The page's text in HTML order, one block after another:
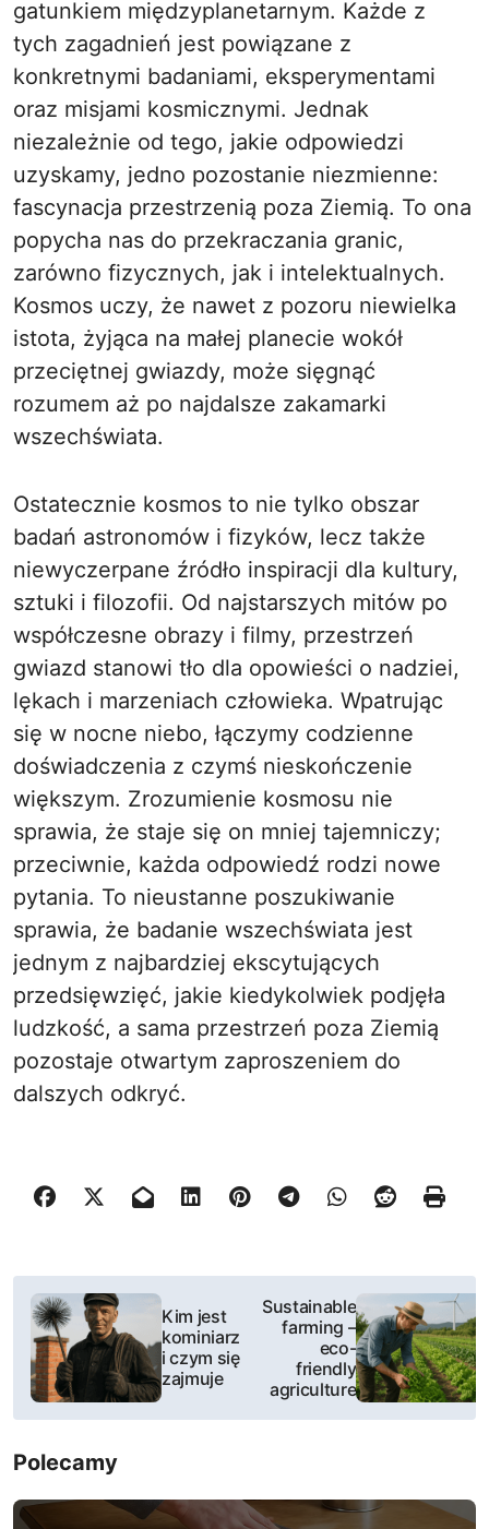
gatunkiem międzyplanetarnym. Każde z
tych zagadnień jest powiązane z
konkretnymi badaniami, eksperymentami
oraz misjami kosmicznymi. Jednak
niezależnie od tego, jakie odpowiedzi
uzyskamy, jedno pozostanie niezmienne:
fascynacja przestrzenią poza Ziemią. To ona
popycha nas do przekraczania granic,
zarówno fizycznych, jak i intelektualnych.
Kosmos uczy, że nawet z pozoru niewielka
istota, żyjąca na małej planecie wokół
przeciętnej gwiazdy, może sięgnąć
rozumem aż po najdalsze zakamarki
wszechświata.
Ostatecznie kosmos to nie tylko obszar
badań astronomów i fizyków, lecz także
niewyczerpane źródło inspiracji dla kultury,
sztuki i filozofii. Od najstarszych mitów po
współczesne obrazy i filmy, przestrzeń
gwiazd stanowi tło dla opowieści o nadziei,
lękach i marzeniach człowieka. Wpatrując
się w nocne niebo, łączymy codzienne
doświadczenia z czymś nieskończenie
większym. Zrozumienie kosmosu nie
sprawia, że staje się on mniej tajemniczy;
przeciwnie, każda odpowiedź rodzi nowe
pytania. To nieustanne poszukiwanie
sprawia, że badanie wszechświata jest
jednym z najbardziej ekscytujących
przedsięwzięć, jakie kiedykolwiek podjęła
ludzkość, a sama przestrzeń poza Ziemią
pozostaje otwartym zaproszeniem do
dalszych odkryć.
N
w
i
g
Kim jest
kominiarz
i czym się
zajmuje
Sustainable
farming –
eco-
friendly
agriculture
Polecamy